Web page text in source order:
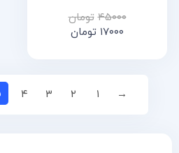
۴۵۰۰۰ تومان
۱۷۰۰۰ تومان
→ ۱ ۲ ۳ ۴